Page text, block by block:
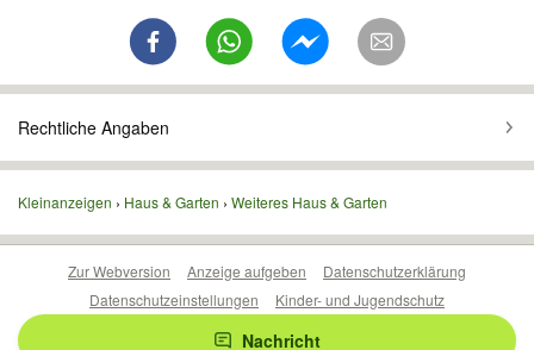
Rechtliche Angaben
Kleinanzeigen Haus & Garten Weiteres Haus & Garten
Nachricht
Zur Webversion Anzeige aufgeben
Datenschutzerklärung
Datenschutzeinstellungen
Kinder- und Jugendschutz
Barrierefreiheitserklärung